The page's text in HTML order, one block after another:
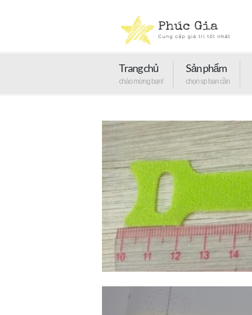
Trang chủ
chào mừng bạn!
Sản phẩm
chọn sp bạn cần